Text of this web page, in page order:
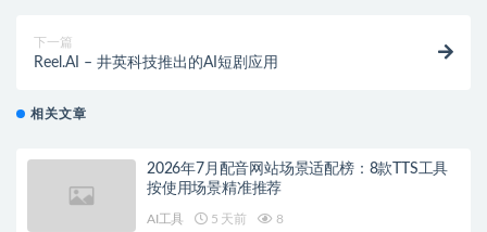
下一篇
Reel.AI – 井英科技推出的AI短剧应用
相关文章
2026年7月配音网站场景适配榜：8款TTS工具
按使用场景精准推荐
AI工具 5 天前 8